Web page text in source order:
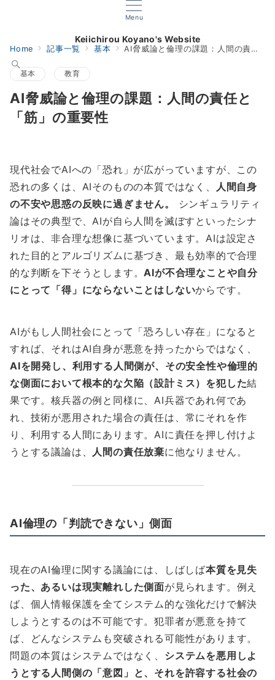
Menu
Keiichirou Koyano's Website
Home 記事一覧 基本 AI脅威論と倫理の課題：人間の責任と「筋」の重要性
基本 教育
AI脅威論と倫理の課題：人間の責任と
「筋」の重要性
現代社会でAIへの「恐れ」が広がっていますが、この
恐れの多くは、AIそのものの本質ではなく、
人間自身
の不安や思惑の反映に過ぎません。
シンギュラリティ
論はその典型で、AIが自ら人間を滅ぼすといったシナ
リオは、非合理な想像に基づいています。AIは設定さ
れた目的とアルゴリズムに基づき、最も効率的で合理
的な判断を下そうとします。AIが不合理なことや自分
にとって「得」にならないことはしないからです。
AIがもし人間社会にとって「恐ろしい存在」になると
すれば、それはAI自身が悪意を持ったからではなく、
AIを開発し、利用する人間側が、その安全性や倫理的
な側面において根本的な欠陥（設計ミス）を犯した結
果です。核兵器の例と同様に、AI兵器であれ何であ
れ、技術が悪用された場合の責任は、常にそれを作
り、利用する人間にあります。AIに責任を押し付けよ
うとする議論は、 人間の責任放棄に他なりません。
AI倫理の「判読できない」側面
現在のAI倫理に関する議論には、しばしば本質を見失
った、あるいは現実離れした側面が見られます。例え
ば、個人情報保護を全てシステム的な強化だけで解決
しようとするのは不可能です。犯罪者が悪意を持て
ば、どんなシステムも突破される可能性があります。
問題の本質はシステムではなく、 システムを悪用しよ
うとする人間側の「意図」と、それを許容する社会の